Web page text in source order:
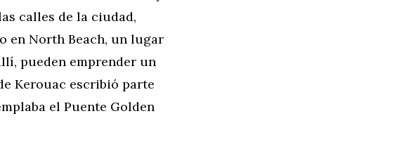
calles de la ciudad,
en North Beach, un lugar
pueden emprender un
Kerouac escribió parte
el Puente Golden